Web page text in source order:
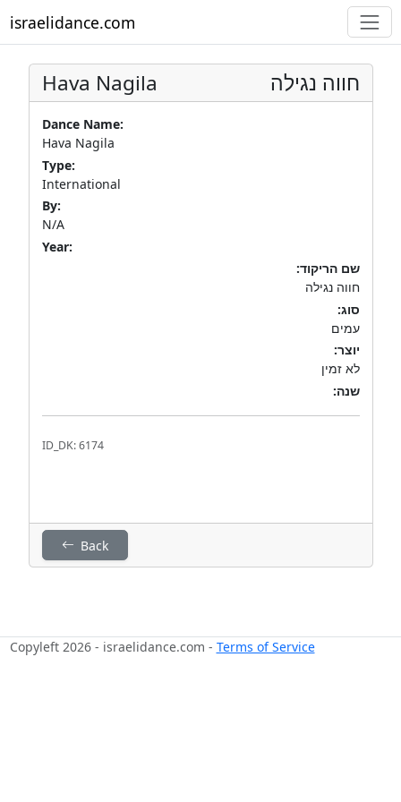
israelidance.com
Hava Nagila חווה נגילה
Dance Name:
Hava Nagila
Type:
International
By:
N/A
Year:
שם הריקוד:
חווה נגילה
סוג:
עמים
יוצר:
לא זמין
שנה:
ID_DK: 6174
Back
Copyleft 2026 - israelidance.com - Terms of Service